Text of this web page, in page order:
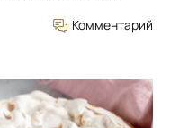
Комментарий